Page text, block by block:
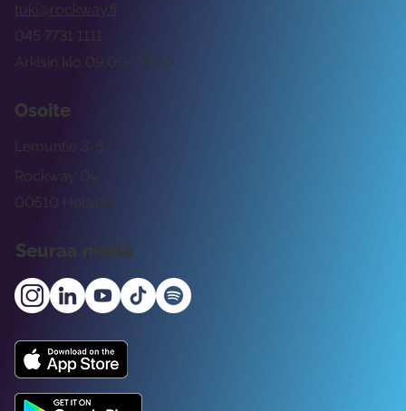
tuki@rockway.fi
Arkisin klo 09:00 -15:00
045 7731 1111
Osoite
Rockway Oy
Lemuntie 3-5
00510 Helsinki
Seuraa meitä